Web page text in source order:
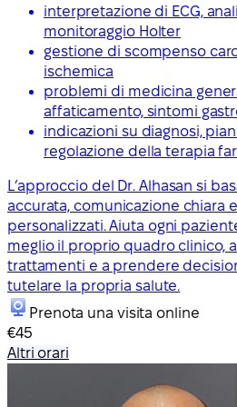
interpretazione di ECG,
monitoraggio Holter
gestione di scompenso
ischemica
problemi di medicina
affaticamento, sintomi
indicazioni su diagnosi,
regolazione della terapia
L’approccio del Dr. Alhasan si
accurata, comunicazione chiara
personalizzati. Aiuta ogni
meglio il proprio quadro clinico,
trattamenti e a prendere
tutelare la propria salute.
Prenota una visita online
€45
Altri orari